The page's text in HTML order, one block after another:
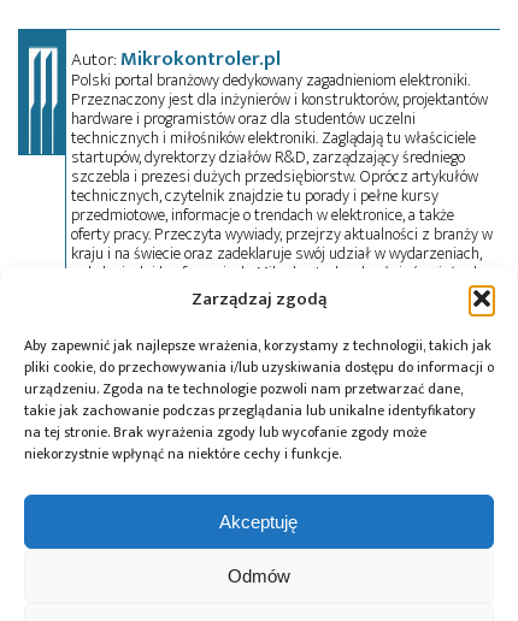
Zarządzaj zgodą
Aby zapewnić jak najlepsze wrażenia, korzystamy z technologii, takich jak
pliki cookie, do przechowywania i/lub uzyskiwania dostępu do informacji o
urządzeniu. Zgoda na te technologie pozwoli nam przetwarzać dane,
takie jak zachowanie podczas przeglądania lub unikalne identyfikatory
na tej stronie. Brak wyrażenia zgody lub wycofanie zgody może
niekorzystnie wpłynąć na niektóre cechy i funkcje.
Akceptuję
Odmów
Autor:Mikrokontroler.pl
Polski portal branżowy dedykowany zagadnieniom elektroniki.
Przeznaczony jest dla inżynierów i konstruktorów, projektantów
hardware i programistów oraz dla studentów uczelni
technicznych i miłośników elektroniki. Zaglądają tu właściciele
startupów, dyrektorzy działów R&D, zarządzający średniego
szczebla i prezesi dużych przedsiębiorstw. Oprócz artykułów
technicznych, czytelnik znajdzie tu porady i pełne kursy
przedmiotowe, informacje o trendach w elektronice, a także
oferty pracy. Przeczyta wywiady, przejrzy aktualności z branży w
kraju i na świecie oraz zadeklaruje swój udział w wydarzeniach,
szkoleniach i konferencjach. Mikrokontroler.pl pełni również rolę
patrona medialnego imprez targowych, konkursów, hackathonów
i seminariów. Zapraszamy do współpracy!
Tagi:Heads-Up Display,łączność bezprzewodowa
Nordic Semiconductor,SoC,TILSBERK,wyświetlacz